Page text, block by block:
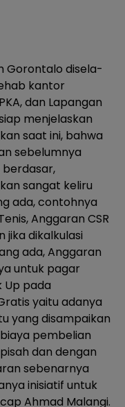
Gorontalo disela-
kantor
dan Lapangan
menjelaskan
saat ini, bahwa
sebelumnya
sangat keliru
ada, contohnya
Anggaran CSR
jika dikalkulasi
ada, Anggaran
untuk pagar
Up pada
yaitu adanya
yang disampaikan
pembelian
dan dengan
sebenarnya
inisiatif untuk
Ahmad Malangi.